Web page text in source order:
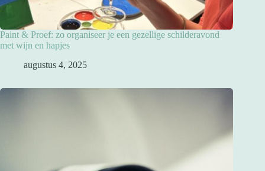
Paint & Proef: zo organiseer je een gezellige schilderavond
met wijn en hapjes
augustus 4, 2025